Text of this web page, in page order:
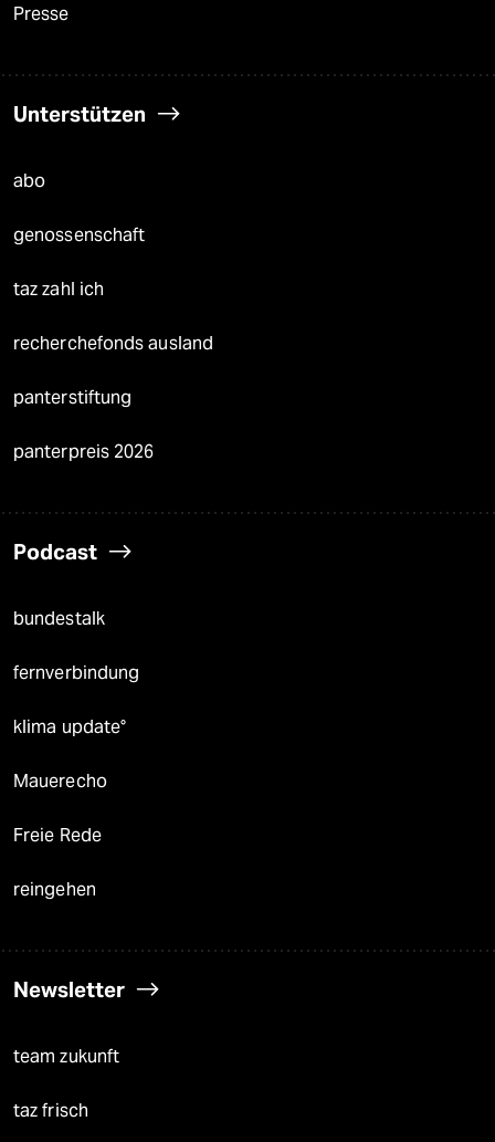
Presse
Unterstützen
abo
genossenschaft
taz zahl ich
recherchefonds ausland
panterstiftung
panterpreis 2026
Podcast
bundestalk
fernverbindung
klima update°
Mauerecho
Freie Rede
reingehen
Newsletter
team zukunft
taz frisch